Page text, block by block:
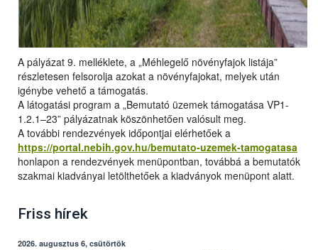
A pályázat 9. melléklete, a „Méhlegelő növényfajok listája”
részletesen felsorolja azokat a növényfajokat, melyek után
igénybe vehető a támogatás.
A látogatási program a „Bemutató üzemek támogatása VP1-
1.2.1–23” pályázatnak köszönhetően valósult meg.
A további rendezvények időpontjai elérhetőek a
https://portal.nebih.gov.hu/bemutato-uzemek-tamogatasa
honlapon a rendezvények menüpontban, továbbá a bemutatók
szakmai kiadványai letölthetőek a kiadványok menüpont alatt.
Friss hírek
2026. augusztus 6, csütörtök